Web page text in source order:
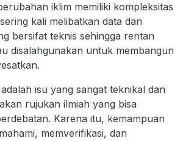
iklim memiliki kompleksitas
kali melibatkan data dan
bersifat teknis sehingga rentan
disalahgunakan untuk membangun
isu yang sangat teknikal dan
rujukan ilmiah yang bisa
Karena itu, kemampuan
memverifikasi, dan